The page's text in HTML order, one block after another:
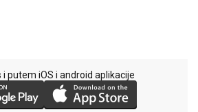
i putem iOS i android aplikacije